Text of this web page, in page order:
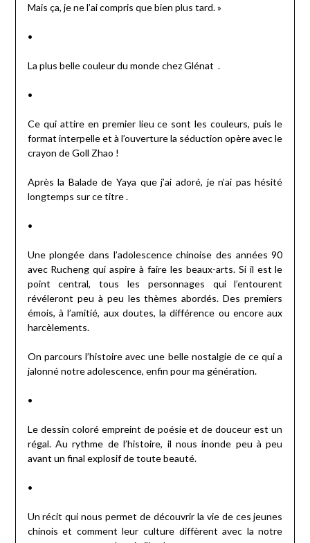
Mais ça, je ne l’ai compris que bien plus tard. »
•
La plus belle couleur du monde chez Glénat .
•
Ce qui attire en premier lieu ce sont les couleurs, puis le
format interpelle et à l’ouverture la séduction opère avec le
crayon de Goll Zhao !
Après la Balade de Yaya que j’ai adoré, je n’ai pas hésité
longtemps sur ce titre .
•
Une plongée dans l’adolescence chinoise des années 90
avec Rucheng qui aspire à faire les beaux-arts. Si il est le
point central, tous les personnages qui l’entourent
révéleront peu à peu les thèmes abordés. Des premiers
émois, à l’amitié, aux doutes, la différence ou encore aux
harcèlements.
On parcours l’histoire avec une belle nostalgie de ce qui a
jalonné notre adolescence, enfin pour ma génération.
•
Le dessin coloré empreint de poésie et de douceur est un
régal. Au rythme de l’histoire, il nous inonde peu à peu
avant un final explosif de toute beauté.
•
Un récit qui nous permet de découvrir la vie de ces jeunes
chinois et comment leur culture diffèrent avec la notre